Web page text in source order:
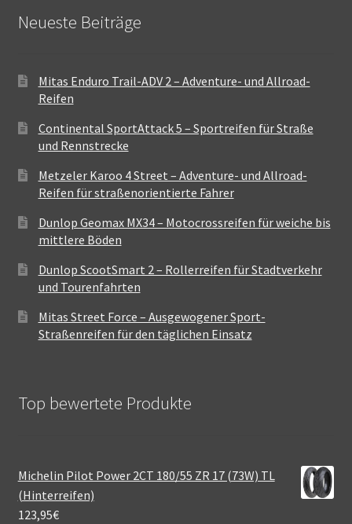
Neueste Beiträge
Mitas Enduro Trail-ADV 2 – Adventure- und Allroad-
Reifen
Continental SportAttack 5 – Sportreifen für Straße
und Rennstrecke
Metzeler Karoo 4 Street – Adventure- und Allroad-
Reifen für straßenorientierte Fahrer
Dunlop Geomax MX34 – Motocrossreifen für weiche bis
mittlere Böden
Dunlop ScootSmart 2 – Rollerreifen für Stadtverkehr
und Tourenfahrten
Mitas Street Force – Ausgewogener Sport-
Straßenreifen für den täglichen Einsatz
Top bewertete Produkte
Michelin Pilot Power 2CT 180/55 ZR 17 (73W) TL
(Hinterreifen)
123,95€